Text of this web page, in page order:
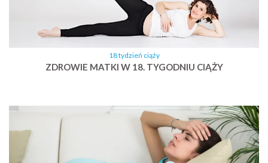
18 tydzień ciąży
ZDROWIE MATKI W 18. TYGODNIU CIĄŻY